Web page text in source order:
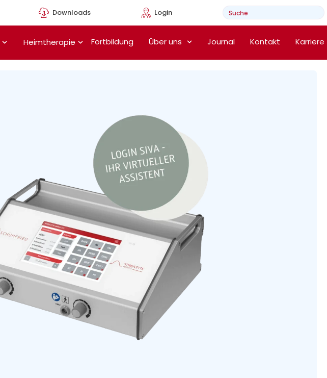
Downloads Login
Öffne Medizintechnik
Heimtherapie Öffne Heimtherapie
Fortbildung Über uns Journal Kontakt Karriere